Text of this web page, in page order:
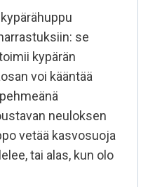
se
kypärän
voi kääntää
neuloksen
vetää kasvosuoja
tai alas, kun olo